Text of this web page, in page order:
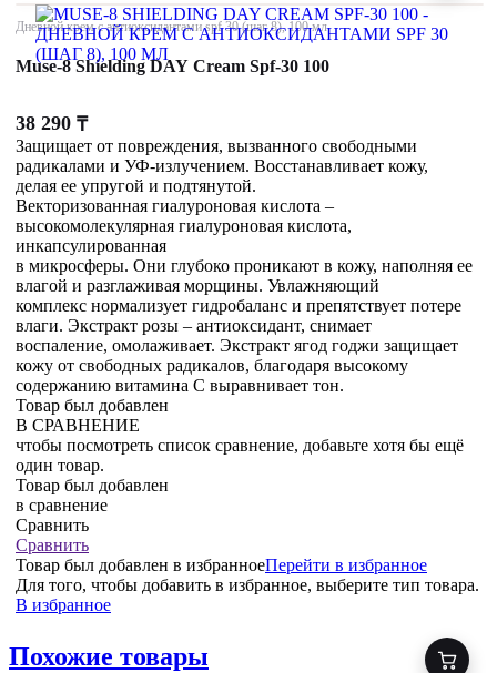
Дневной крем с антиоксидантами spf 30 (шаг 8), 100 мл
Muse-8 Shielding DAY Cream Spf-30 100
38 290 ₸
Защищает от повреждения, вызванного свободными
радикалами и УФ-излучением. Восстанавливает кожу,
делая ее упругой и подтянутой.
Векторизованная гиалуроновая кислота –
высокомолекулярная гиалуроновая кислота,
инкапсулированная
в микросферы. Они глубоко проникают в кожу, наполняя ее
влагой и разглаживая морщины. Увлажняющий
комплекс нормализует гидробаланс и препятствует потере
влаги. Экстракт розы – антиоксидант, снимает
воспаление, омолаживает. Экстракт ягод годжи защищает
кожу от свободных радикалов, благодаря высокому
содержанию витамина С выравнивает тон.
Товар был добавлен
В СРАВНЕНИЕ
чтобы посмотреть список сравнение, добавьте хотя бы ещё
один товар.
Товар был добавлен
в сравнение
Сравнить
Сравнить
Товар был добавлен в избранноеПерейти в избранное
Для того, чтобы добавить в избранное, выберите тип товара.
В избранное
Похожие товары